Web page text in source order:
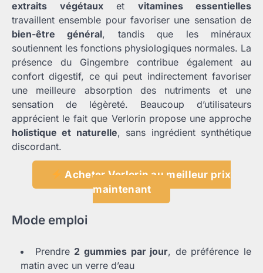
extraits végétauxet vitamines essentielles
travaillent ensemble pour favoriser une sensation de
bien-être général, tandis que les minéraux
soutiennent les fonctions physiologiques normales. La
présence du Gingembre contribue également au
confort digestif, ce qui peut indirectement favoriser
une meilleure absorption des nutriments et une
sensation de légèreté. Beaucoup d’utilisateurs
apprécient le fait que Verlorin propose une approche
holistique et naturelle, sans ingrédient synthétique
discordant.
Acheter Verlorin au meilleur prix
maintenant
Mode emploi
Prendre 2 gummies par jour, de préférence le
matin avec un verre d’eau